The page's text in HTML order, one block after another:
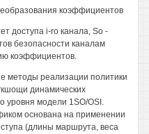
коэффициентов
доступа i-ro канала, So -
безопасности каналам
коэффициентов.
методы реализации политики
динамических
уровня модели 1SO/OSI.
основана на применении
(длины маршрута, веса